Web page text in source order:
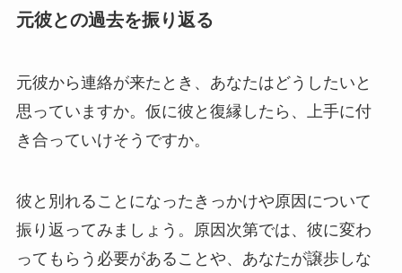
元彼との過去を振り返る
元彼から連絡が来たとき、あなたはどうしたいと
思っていますか。仮に彼と復縁したら、上手に付
き合っていけそうですか。
彼と別れることになったきっかけや原因について
振り返ってみましょう。原因次第では、彼に変わ
ってもらう必要があることや、あなたが譲歩しな